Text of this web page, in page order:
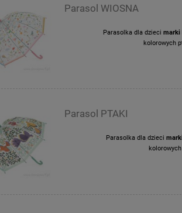
Parasol WIOSNA
Parasolka dla dzieci marki
kolorowych
Parasol PTAKI
Parasolka dla dzieci